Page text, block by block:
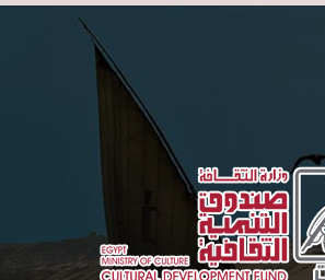
Skip to main content